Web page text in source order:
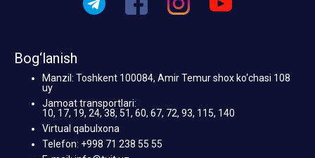
Bog‘lanish
Manzil: Toshkent 100084, Amir Temur shox ko‘chasi 108
uy
Jamoat transportlari:
10, 17, 19, 24, 38, 51, 60, 67, 72, 93, 115, 140
Virtual qabulxona
Telefon: +998 71 238 55 55